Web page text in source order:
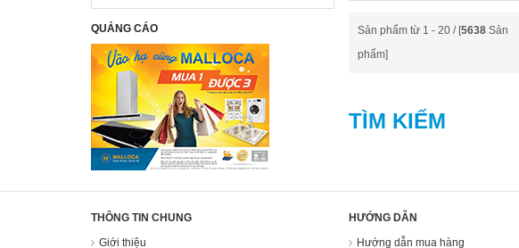
QUẢNG CÁO Sản phẩm từ 1 - 20 / [5638 Sản
phẩm]
TÌM KIẾM
THÔNG TIN CHUNG
Giới thiệu
HƯỚNG DẪN
Hướng dẫn mua hàng